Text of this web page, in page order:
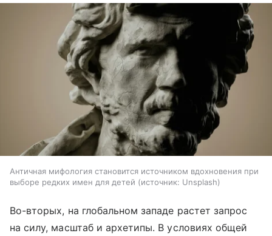
Античная мифология становится источником вдохновения при
выборе редких имен для детей
источник: Unsplash
Во-вторых, на глобальном западе растет запрос
на силу, масштаб и архетипы. В условиях общей